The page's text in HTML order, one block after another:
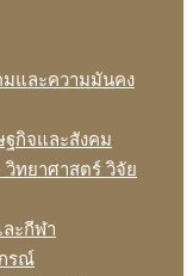
และความมันคง
ฐกิจและสังคม
ทยาศาสตร์ วิจัย
ละกีฬา
รณ์